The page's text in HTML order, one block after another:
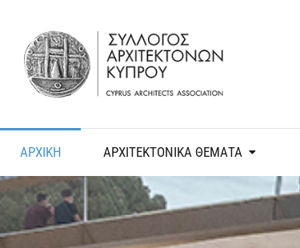
ΑΡΧΙΚΗ ΑΡΧΙΤΕΚΤΟΝΙΚΑ ΘΕΜΑΤΑ